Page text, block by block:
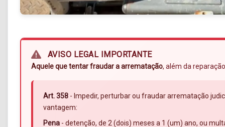
AVISO LEGAL IMPORTANTE
Aquele que tentar fraudar a arrematação, além da
Art. 358 - Impedir, perturbar ou fraudar arrematação
vantagem:
Pena - detenção, de 2 (dois) meses a 1 (um) ano, ou